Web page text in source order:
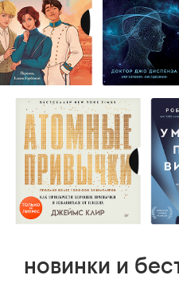
новинки и